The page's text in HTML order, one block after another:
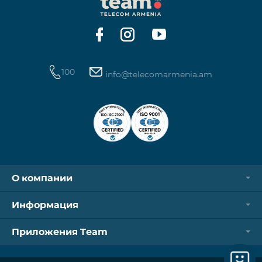
Контроллер Aqara Hub M3 Освещение — 3 зоны
100 info@telecomarmenia.am
О компании
Информация
Приложения Team